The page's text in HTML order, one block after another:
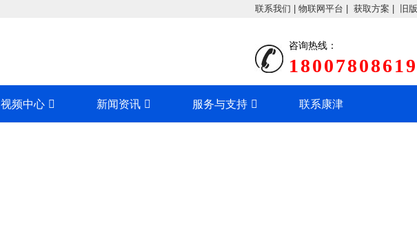
联系我们 物联网平台 获取方案 旧版
咨询热线：
18007808619
视频中心 新闻资讯 服务与支持 联系康津